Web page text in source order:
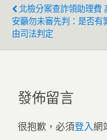
北檢分案查詐領助理費
安籲勿未審先判：是否有
由司法判定
發佈留言
很抱歉，必須登入網